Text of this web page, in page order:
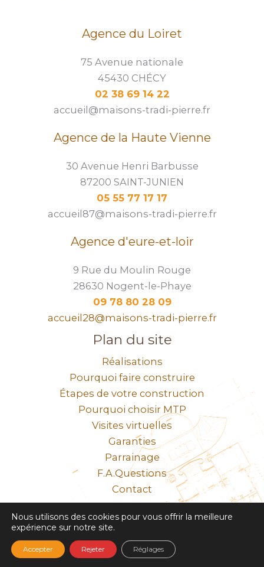
Agence du Loiret
75 Avenue nationale
45430 CHÉCY
02 38 69 14 22
accueil@maisons-tradi-pierre.fr
Agence de la Haute Vienne
30 Avenue Henri Barbusse
87200 SAINT-JUNIEN
05 55 77 17 17
accueil87@maisons-tradi-pierre.fr
Agence d'eure-et-loir
9 Rue du Moulin Rouge
28630 Nogent-le-Phaye
09 78 80 28 09
accueil28@maisons-tradi-pierre.fr
Plan du site
Réalisations
Pourquoi faire construire
Étapes de votre construction
Pourquoi choisir MTP
Visites virtuelles
Garanties
Parrainage
F.A.Questions
Contact
N° SIRET 308 065 580 00034
Mentions légales
Nous utilisons des cookies pour vous offrir la meilleure
expérience sur notre site.
Accepter Rejeter Réglages